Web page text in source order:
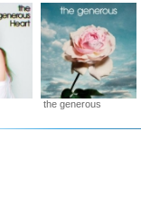
the generous